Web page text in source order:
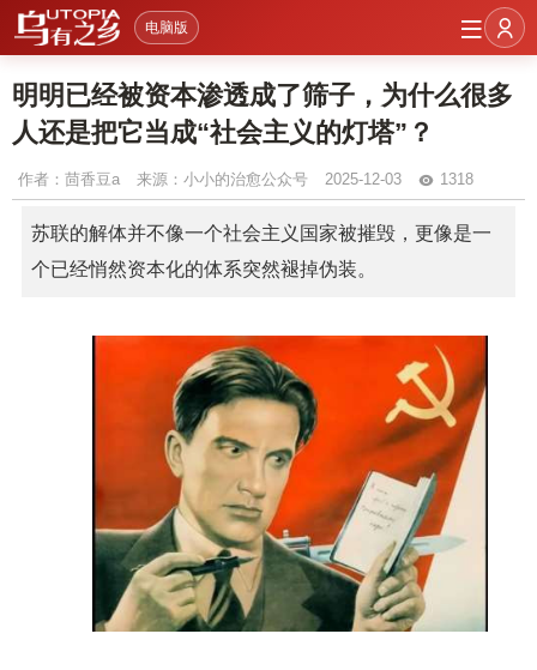
电脑版
明明已经被资本渗透成了筛子，为什么很多
人还是把它当成“社会主义的灯塔”？
作者： 茴香豆a 来源：小小的治愈公众号 2025-12-03 1318
苏联的解体并不像一个社会主义国家被摧毁，更像是一
个已经悄然资本化的体系突然褪掉伪装。